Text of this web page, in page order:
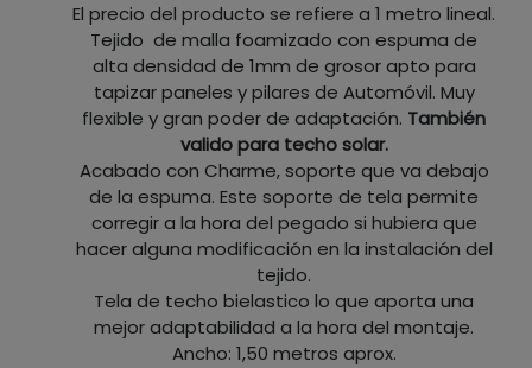
El precio del producto se refiere a 1 metro lineal.
Tejido de malla foamizado con espuma de
alta densidad de 1mm de grosor apto para
tapizar paneles y pilares de Automóvil. Muy
flexible y gran poder de adaptación. También
valido para techo solar.
Acabado con Charme, soporte que va debajo
de la espuma. Este soporte de tela permite
corregir a la hora del pegado si hubiera que
hacer alguna modificación en la instalación del
tejido.
Tela de techo bielastico lo que aporta una
mejor adaptabilidad a la hora del montaje.
Ancho: 1,50 metros aprox.